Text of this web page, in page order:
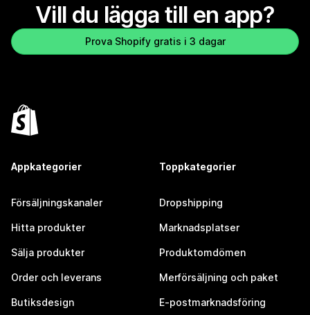
Vill du lägga till en app?
Prova Shopify gratis i 3 dagar
Appkategorier
Försäljningskanaler
Hitta produkter
Sälja produkter
Order och leverans
Butiksdesign
Toppkategorier
Dropshipping
Marknadsplatser
Produktomdömen
Merförsäljning och paket
E-postmarknadsföring